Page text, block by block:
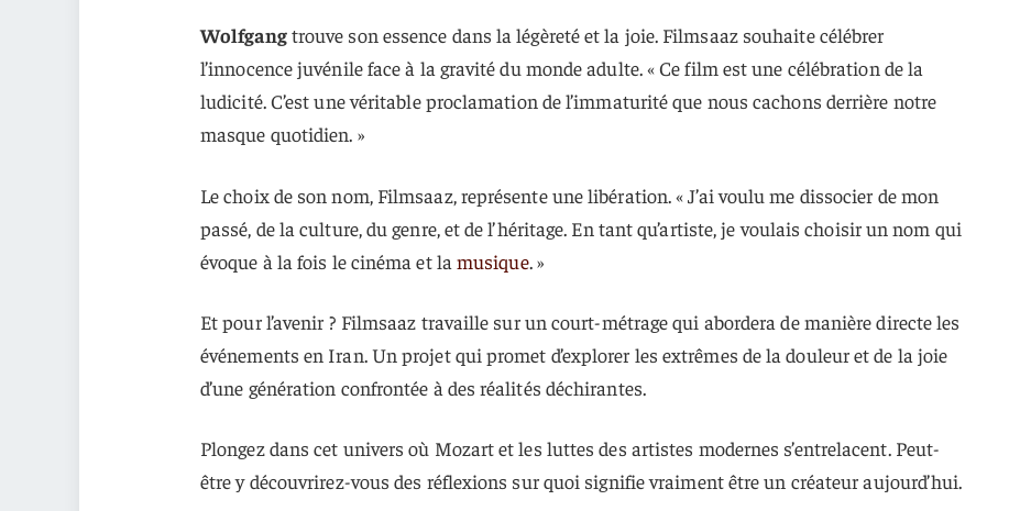
Wolfgangtrouve son essence dans la légèreté et la joie. Filmsaaz souhaite célébrer
l’innocence juvénile face à la gravité du monde adulte. « Ce film est une célébration de la
ludicité. C’est une véritable proclamation de l’immaturité que nous cachons derrière notre
masque quotidien. »
Le choix de son nom, Filmsaaz, représente une libération. « J’ai voulu me dissocier de mon
passé, de la culture, du genre, et de l’héritage. En tant qu’artiste, je voulais choisir un nom qui
évoque à la fois le cinéma et la musique. »
Et pour l’avenir ? Filmsaaz travaille sur un court-métrage qui abordera de manière directe les
événements en Iran. Un projet qui promet d’explorer les extrêmes de la douleur et de la joie
d’une génération confrontée à des réalités déchirantes.
Plongez dans cet univers où Mozart et les luttes des artistes modernes s’entrelacent. Peut-
être y découvrirez-vous des réflexions sur quoi signifie vraiment être un créateur aujourd’hui.